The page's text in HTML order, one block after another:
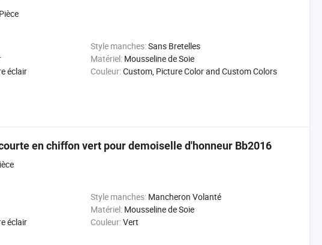
Style manches:Sans Bretelles
Matériel: Mousseline de Soie
éclair Couleur:Custom, Picture Color and Custom Colors
en chiffon vert pour demoiselle d'honneur Bb2016
Style manches: Mancheron Volanté
Matériel: Mousseline de Soie
éclair Couleur:Vert